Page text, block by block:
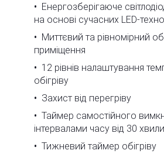
Енергозберігаюче
на основі сучасних LED-
Миттєвий та рівномірний
приміщення
12 рівнів налаштування
обігріву
Захист від перегріву
Таймер самостійного
інтервалами часу від 30
Тижневий таймер обігріву